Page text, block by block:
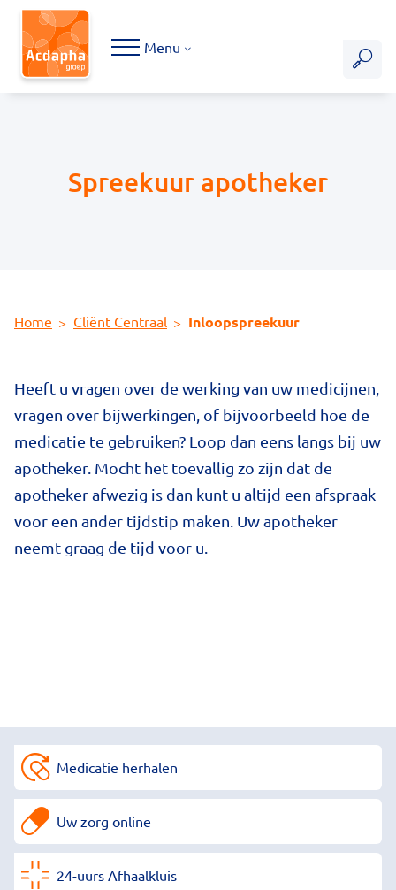
Hoofdmenu
Menu
Home Cliënt Centraal Inloopspreekuur
Spreekuur apotheker
Heeft u vragen over de werking van uw medicijnen,
vragen over bijwerkingen, of bijvoorbeeld hoe de
medicatie te gebruiken? Loop dan eens langs bij uw
apotheker. Mocht het toevallig zo zijn dat de
apotheker afwezig is dan kunt u altijd een afspraak
voor een ander tijdstip maken. Uw apotheker
neemt graag de tijd voor u.
Medicatie herhalen
Uw zorg online
24-uurs Afhaalkluis